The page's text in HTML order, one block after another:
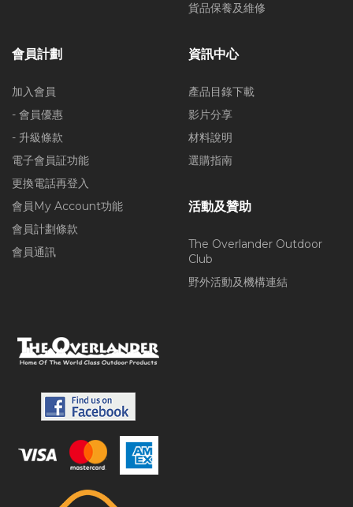
貨品保養及維修
會員計劃
加入會員
- 會員優惠
- 升級條款
電子會員証功能
更換電話再登入
會員My Account功能
會員計劃條款
會員通訊
資訊中心
產品目錄下載
影片分享
材料說明
選購指南
活動及贊助
The Overlander Outdoor
Club
野外活動及機構連結